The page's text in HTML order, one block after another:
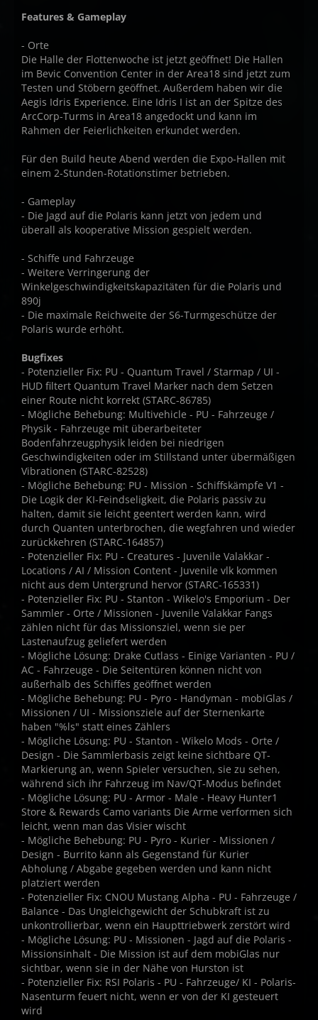
Features & Gameplay
- Orte
Die Halle der Flottenwoche ist jetzt geöffnet! Die Hallen
im Bevic Convention Center in der Area18 sind jetzt zum
Testen und Stöbern geöffnet. Außerdem haben wir die
Aegis Idris Experience. Eine Idris I ist an der Spitze des
ArcCorp-Turms in Area18 angedockt und kann im
Rahmen der Feierlichkeiten erkundet werden.
Für den Build heute Abend werden die Expo-Hallen mit
einem 2-Stunden-Rotationstimer betrieben.
- Gameplay
- Die Jagd auf die Polaris kann jetzt von jedem und
überall als kooperative Mission gespielt werden.
- Schiffe und Fahrzeuge
- Weitere Verringerung der
Winkelgeschwindigkeitskapazitäten für die Polaris und
890j
- Die maximale Reichweite der S6-Turmgeschütze der
Polaris wurde erhöht.
Bugfixes
- Potenzieller Fix: PU - Quantum Travel / Starmap / UI -
HUD filtert Quantum Travel Marker nach dem Setzen
einer Route nicht korrekt (STARC-86785)
- Mögliche Behebung: Multivehicle - PU - Fahrzeuge /
Physik - Fahrzeuge mit überarbeiteter
Bodenfahrzeugphysik leiden bei niedrigen
Geschwindigkeiten oder im Stillstand unter übermäßigen
Vibrationen (STARC-82528)
- Mögliche Behebung: PU - Mission - Schiffskämpfe V1 -
Die Logik der KI-Feindseligkeit, die Polaris passiv zu
halten, damit sie leicht geentert werden kann, wird
durch Quanten unterbrochen, die wegfahren und wieder
zurückkehren (STARC-164857)
- Potenzieller Fix: PU - Creatures - Juvenile Valakkar -
Locations / AI / Mission Content - Juvenile vlk kommen
nicht aus dem Untergrund hervor (STARC-165331)
- Potenzieller Fix: PU - Stanton - Wikelo's Emporium - Der
Sammler - Orte / Missionen - Juvenile Valakkar Fangs
zählen nicht für das Missionsziel, wenn sie per
Lastenaufzug geliefert werden
- Mögliche Lösung: Drake Cutlass - Einige Varianten - PU /
AC - Fahrzeuge - Die Seitentüren können nicht von
außerhalb des Schiffes geöffnet werden
- Mögliche Behebung: PU - Pyro - Handyman - mobiGlas /
Missionen / UI - Missionsziele auf der Sternenkarte
haben "%ls" statt eines Zählers
- Mögliche Lösung: PU - Stanton - Wikelo Mods - Orte /
Design - Die Sammlerbasis zeigt keine sichtbare QT-
Markierung an, wenn Spieler versuchen, sie zu sehen,
während sich ihr Fahrzeug im Nav/QT-Modus befindet
- Mögliche Lösung: PU - Armor - Male - Heavy Hunter1
Store & Rewards Camo variants Die Arme verformen sich
leicht, wenn man das Visier wischt
- Mögliche Behebung: PU - Pyro - Kurier - Missionen /
Design - Burrito kann als Gegenstand für Kurier
Abholung / Abgabe gegeben werden und kann nicht
platziert werden
- Potenzieller Fix: CNOU Mustang Alpha - PU - Fahrzeuge /
Balance - Das Ungleichgewicht der Schubkraft ist zu
unkontrollierbar, wenn ein Haupttriebwerk zerstört wird
- Mögliche Lösung: PU - Missionen - Jagd auf die Polaris -
Missionsinhalt - Die Mission ist auf dem mobiGlas nur
sichtbar, wenn sie in der Nähe von Hurston ist
- Potenzieller Fix: RSI Polaris - PU - Fahrzeuge/ KI - Polaris-
Nasenturm feuert nicht, wenn er von der KI gesteuert
wird